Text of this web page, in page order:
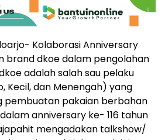
Kolaborasi Anniversary
brand dkoe dalam pengolahan
adalah salah sau pelaku
Kecil, dan Menengah) yang
pembuatan pakaian berbahan
anniversary ke- 116 tahun
mengadakan talkshow/